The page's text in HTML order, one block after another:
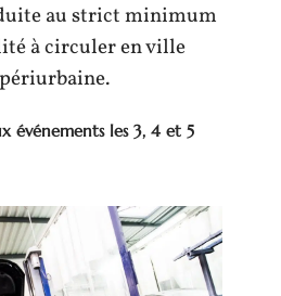
au strict minimum
à circuler en ville
événements les 3, 4 et 5